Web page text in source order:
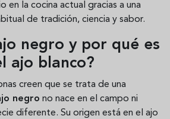
en la cocina actual gracias a una
de tradición, ciencia y sabor.
negro y por qué es
ajo blanco?
creen que se trata de una
negro no nace en el campo ni
diferente. Su origen está en el ajo